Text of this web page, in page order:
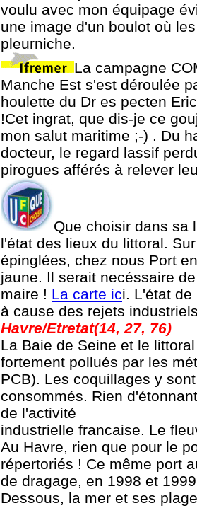
voulu avec mon équipage
une image d'un boulot où
pleurniche.
La campagne
Manche Est s'est déroulée
houlette du Dr es pecten
!Cet ingrat, que dis-je ce
mon salut maritime ;-) . Du
docteur, le regard lassif
pirogues afférés à relever
Que choisir dans sa
l'état des lieux du littoral.
épinglées, chez nous Port
jaune. Il serait necéssaire
maire ! La carte ici. L'état de
à cause des rejets
Havre/Etretat(14, 27, 76)
La Baie de Seine et le
fortement pollués par les
PCB). Les coquillages y
consommés. Rien
de l'activité
industrielle francaise. Le
Au Havre, rien que pour le
répertoriés ! Ce même port
de dragage, en 1998 et
Dessous, la mer et ses